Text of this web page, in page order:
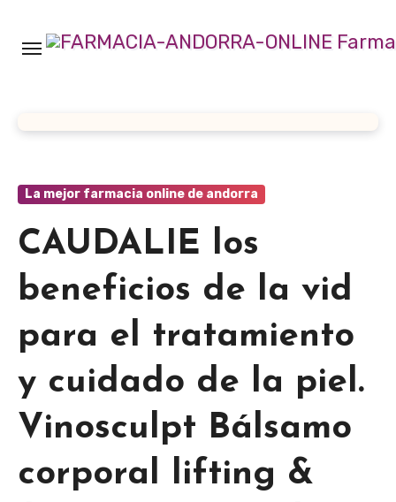
contenido
La mejor farmacia online de andorra
CAUDALIE los
beneficios de la vid
para el tratamiento
y cuidado de la piel.
Vinosculpt Bálsamo
corporal lifting &